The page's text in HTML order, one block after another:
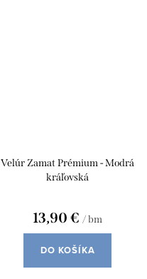
Velúr Zamat Prémium - Modrá
kráľovská
13,90 € / bm
DO KOŠÍKA